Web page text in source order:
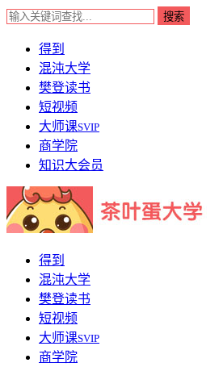
得到
混沌大学
樊登读书
短视频
大师课SVIP
商学院
知识大会员
得到
混沌大学
樊登读书
短视频
大师课SVIP
商学院